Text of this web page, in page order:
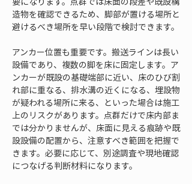
造物を確認できるため、脚部が置ける場所と
避けるべき場所を早い段階で検討できます。
アンカー位置も重要です。搬送ラインは長い
設備であり、複数の脚を床に固定します。ア
ンカーが既設の基礎端部に近い、床のひび割
れ部に重なる、排水溝の近くになる、埋設物
が疑われる場所に来る、といった場合は施工
上のリスクがあります。点群だけで床内部ま
では分かりませんが、床面に見える痕跡や既
設設備の配置から、注意すべき範囲を把握で
きます。必要に応じて、別途調査や現地確認
につなげる判断材料になります。